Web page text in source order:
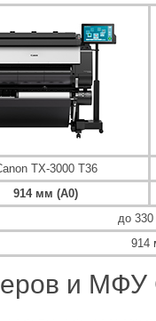
TX-3000 T36
914 мм (А0)
до
914
и МФУ